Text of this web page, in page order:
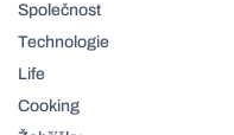
Společnost
Technologie
Life
Cooking